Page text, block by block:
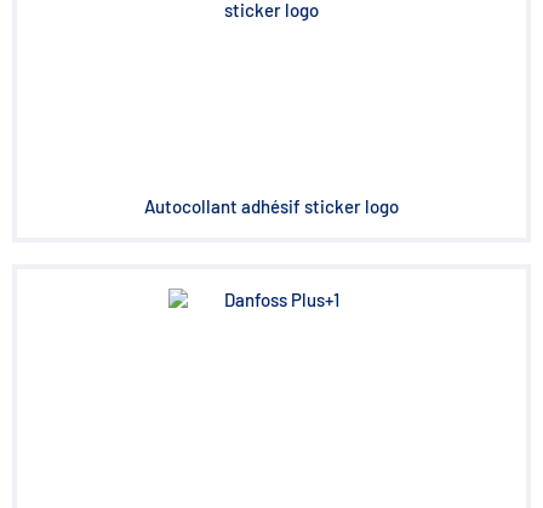
Autocollant adhésif sticker logo